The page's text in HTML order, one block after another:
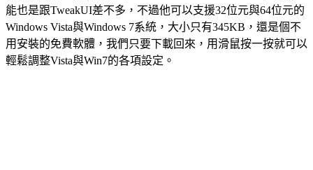
能也是跟TweakUI差不多，不過他可以支援32位元與64位元的
Windows Vista與Windows 7系統，大小只有345KB，還是個不
用安裝的免費軟體，我們只要下載回來，用滑鼠按一按就可以
輕鬆調整Vista與Win7的各項設定。